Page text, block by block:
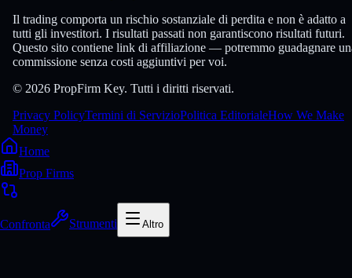
Il trading comporta un rischio sostanziale di perdita e non è adatto a
tutti gli investitori. I risultati passati non garantiscono risultati futuri.
Questo sito contiene link di affiliazione — potremmo guadagnare
commissione senza costi aggiuntivi per voi.
© 2026 PropFirm Key. Tutti i diritti riservati.
Privacy PolicyTermini di ServizioPolitica EditorialeHow We Make
Money
Home
Prop Firms
Confronta Strumenti Altro